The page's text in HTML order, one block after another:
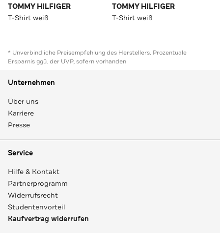
TOMMY HILFIGER
T-Shirt weiß
TOMMY HILFIGER
T-Shirt weiß
* Unverbindliche Preisempfehlung des Herstellers. Prozentuale
Ersparnis ggü. der UVP, sofern vorhanden
Unternehmen
Über uns
Karriere
Presse
Service
Hilfe & Kontakt
Partnerprogramm
Widerrufsrecht
Studentenvorteil
Kaufvertrag widerrufen